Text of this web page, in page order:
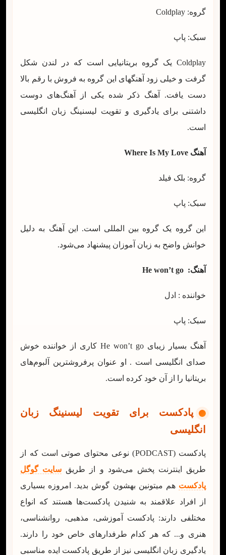
گروه: Coldplay
سبک: پاپ
Coldplay یک گروه بریتانیایی است که در لندن شکل
گرفت و خیلی زود آهنگهای این گروه به فروش با رقم بالا
دست یافت. آهنگ ذکر شده یکی از آهنگ‌های دوست
داشتنی برای یادگیری و تقویت لیسنینگ زبان انگلیسی
است.
آهنگWhere Is My Love
گروه: بلک فیلد
سبک: پاپ
این گروه یک گروه بین المللی است. این آهنگ به دلیل
خوانش واضح به زبان آموزان پیشنهاد می‌شود.
آهنگ:
He won’t go
خواننده : ادل
سبک: پاپ
آهنگ بسیار زیبای He won’t go کاری از خواننده خوش
صدای انگلیسی است . او عنوان پرفروشترین آلبوم‌های
بریتانیا را از آن خود کرده است.
پادکست برای تقویت لیسنینگ زبان
انگلیسی
پادکست (PODCAST) نوعی محتوای صوتی است که از
طریق اینترنت پخش می‌شود و از طریق سایت گوگل
پادکست هم میتونین بهشون گوش بدید. امروزه بسیاری
از افراد علاقمند به شنیدن پادکست‌ها هستند که انواع
مختلفی دارند: پادکست آموزشی، مذهبی، روانشناسی،
هنری و... که هر کدام طرفدارهای خاص خود را دارند.
یادگیری زبان انگلیسی نیز از طریق پادکست ایده مناسبی